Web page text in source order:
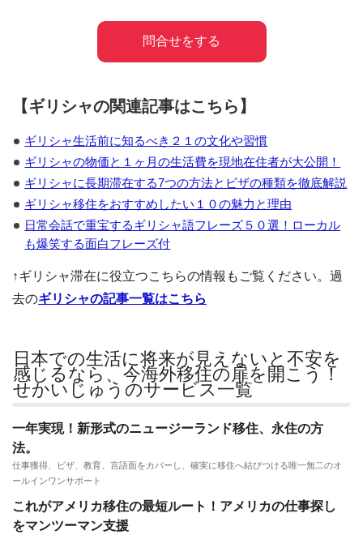
【ギリシャの関連記事はこちら】
ギリシャ生活前に知るべき２１の文化や習慣
ギリシャの物価と１ヶ月の生活費を現地在住者が大公開！
ギリシャに長期滞在する7つの方法とビザの種類を徹底解説
ギリシャ移住をおすすめしたい１０の魅力と理由
日常会話で重宝するギリシャ語フレーズ５０選！ローカル
も爆笑する面白フレーズ付
↑ギリシャ滞在に役立つこちらの情報もご覧ください。過
去のギリシャの記事一覧はこちら
日本での生活に将来が見えないと不安を
感じるなら、今海外移住の扉を開こう！
せかいじゅうのサービス一覧
一年実現！新形式のニュージーランド移住、永住の方
法。
仕事獲得、ビザ、教育、言語面をカバーし、確実に移住へ結びつける唯一無二のオ
ールインワンサポート
これがアメリカ移住の最短ルート！アメリカの仕事探し
をマンツーマン支援